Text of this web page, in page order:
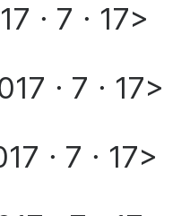
ㆍ7ㆍ17>
ㆍ7ㆍ17>
ㆍ7ㆍ17>